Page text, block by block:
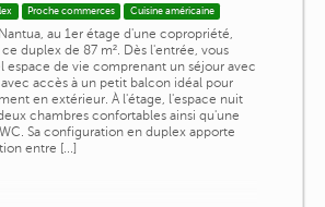
Proche commerces Cuisine américaine
au 1er étage d'une copropriété,
duplex de 87 m². Dès l'entrée, vous
espace de vie comprenant un séjour avec
accès à un petit balcon idéal pour
en extérieur. À l'étage, l'espace nuit
chambres confortables ainsi qu'une
Sa configuration en duplex apporte
entre [...]